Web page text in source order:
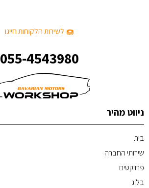
לשירות הלקוחות חייגו
055-4543980
ניווט מהיר
בית
שירותי החברה
פרויקטים
בלוג